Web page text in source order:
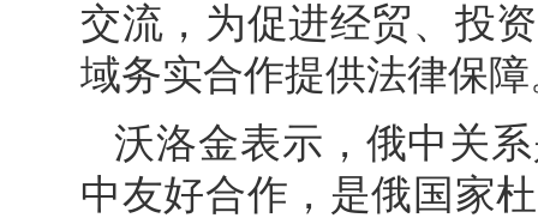
交流，为促进经贸、投
域务实合作提供法律保
沃洛金表示，俄中关
中友好合作，是俄国家